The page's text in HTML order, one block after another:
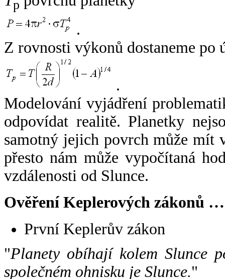
p
.
Z rovnosti výkonů dostaneme po
.
Modelování vyjádření
odpovídat realitě. Planetky
samotný jejich povrch může mít
přesto nám může vypočítaná
vzdálenosti od Slunce.
Ověření Keplerových zákonů …
První Keplerův zákon
"Planety obíhají kolem Slunce
společném ohnisku je Slunce."